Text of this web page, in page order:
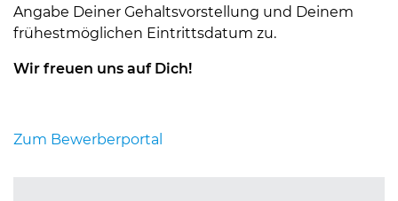
Angabe Deiner Gehaltsvorstellung und Deinem
frühestmöglichen Eintrittsdatum zu.
Wir freuen uns auf Dich!
Zum Bewerberportal